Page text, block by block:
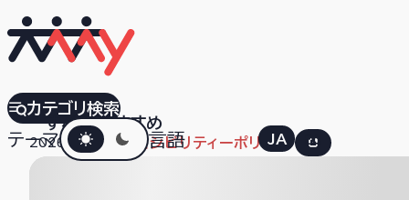
すべておすすめ
テーマダークモード言語 JA EN
カテゴリ検索
CDP
2026.03.02 アクセシビリティーポリシー